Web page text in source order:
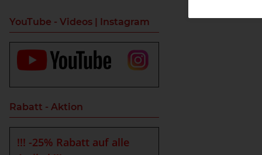
YouTube - Videos | Instagram
Rabatt - Aktion
!!! -25% Rabatt auf alle